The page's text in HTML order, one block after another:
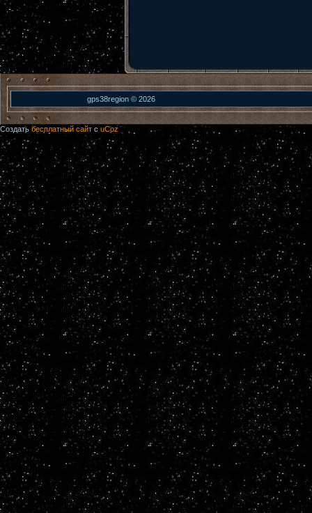
gps38region © 2026
Создать бесплатный сайт с uCoz